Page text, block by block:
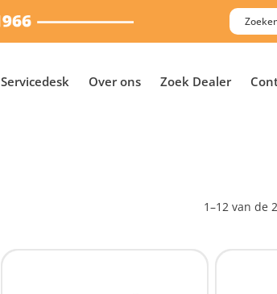
ProPolymer
Servicedesk Over ons Zoek Dealer
1–12 van de